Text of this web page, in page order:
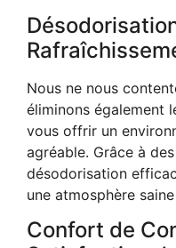
Nous ne nous
éliminons également
vous offrir un
agréable. Grâce à
désodorisation
une atmosphère
Confort de